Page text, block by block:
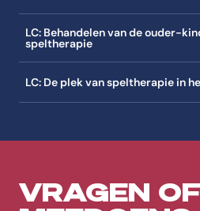
LC: Behandelen van de ouder-
speltherapie
LC: De plek van speltherapie in
VRAGEN OF